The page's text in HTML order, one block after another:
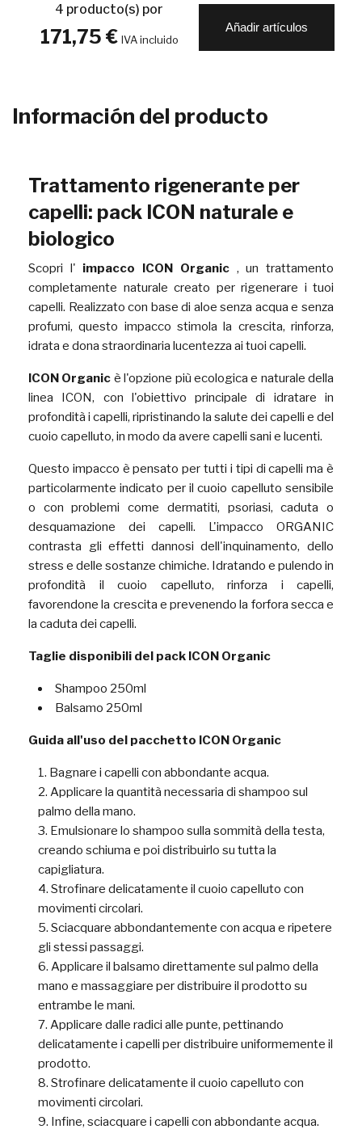
4 producto(s) por
171,75 € IVA incluido
Añadir artículos
Información del producto
Trattamento rigenerante per
capelli: pack ICON naturale e
biologico
Scopri l' impacco ICON Organic, un trattamento
completamente naturale creato per rigenerare i tuoi
capelli. Realizzato con base di aloe senza acqua e senza
profumi, questo impacco stimola la crescita, rinforza,
idrata e dona straordinaria lucentezza ai tuoi capelli.
ICON Organic è l'opzione più ecologica e naturale della
linea ICON, con l'obiettivo principale di idratare in
profondità i capelli, ripristinando la salute dei capelli e del
cuoio capelluto, in modo da avere capelli sani e lucenti.
Questo impacco è pensato per tutti i tipi di capelli ma è
particolarmente indicato per il cuoio capelluto sensibile
o con problemi come dermatiti, psoriasi, caduta o
desquamazione dei capelli. L'impacco ORGANIC
contrasta gli effetti dannosi dell'inquinamento, dello
stress e delle sostanze chimiche. Idratando e pulendo in
profondità il cuoio capelluto, rinforza i capelli,
favorendone la crescita e prevenendo la forfora secca e
la caduta dei capelli.
Taglie disponibili del pack ICON Organic
Shampoo 250ml
Balsamo 250ml
Guida all'uso del pacchetto ICON Organic
Bagnare i capelli con abbondante acqua.
Applicare la quantità necessaria di shampoo sul
palmo della mano.
Emulsionare lo shampoo sulla sommità della testa,
creando schiuma e poi distribuirlo su tutta la
capigliatura.
Strofinare delicatamente il cuoio capelluto con
movimenti circolari.
Sciacquare abbondantemente con acqua e ripetere
gli stessi passaggi.
Applicare il balsamo direttamente sul palmo della
mano e massaggiare per distribuire il prodotto su
entrambe le mani.
Applicare dalle radici alle punte, pettinando
delicatamente i capelli per distribuire uniformemente il
prodotto.
Strofinare delicatamente il cuoio capelluto con
movimenti circolari.
Infine, sciacquare i capelli con abbondante acqua.